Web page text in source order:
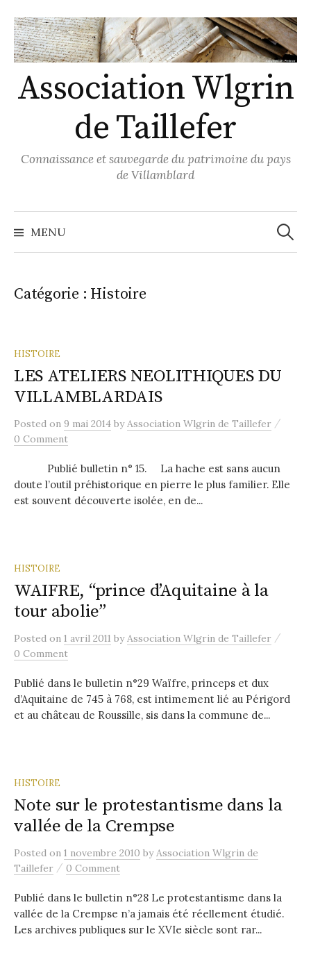
to
content
Association Wlgrin
de Taillefer
Connaissance et sauvegarde du patrimoine du pays
de Villamblard
MENU
Catégorie : Histoire
HISTOIRE
LES ATELIERS NEOLITHIQUES DU
VILLAMBLARDAIS
Posted on 9 mai 2014 byAssociation Wlgrin de Taillefer /
0 Comment
Publié bulletin n° 15. La hache est sans aucun
doute l’outil préhistorique en pierre le plus familier. Elle
est souvent découverte isolée, en de...
HISTOIRE
WAIFRE, “prince d’Aquitaine à la
tour abolie”
Posted on 1 avril 2011 byAssociation Wlgrin de Taillefer /
0 Comment
Publié dans le bulletin n°29 Waïfre, princeps et dux
d’Aquitaine de 745 à 768, est intimement lié au Périgord
et au château de Roussille, sis dans la commune de...
HISTOIRE
Note sur le protestantisme dans la
vallée de la Crempse
Posted on 1 novembre 2010 byAssociation Wlgrin de
Taillefer / 0 Comment
Publié dans le bulletin n°28 Le protestantisme dans la
vallée de la Crempse n’a jamais été réellement étudié.
Les archives publiques sur le XVIe siècle sont rar...